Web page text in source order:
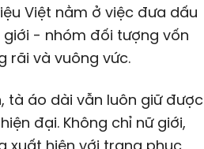
Việt nằm ở việc đưa dấu
- nhóm đối tượng vốn
rãi và vuông vức.
tà áo dài vẫn luôn giữ được
đại. Không chỉ nữ giới,